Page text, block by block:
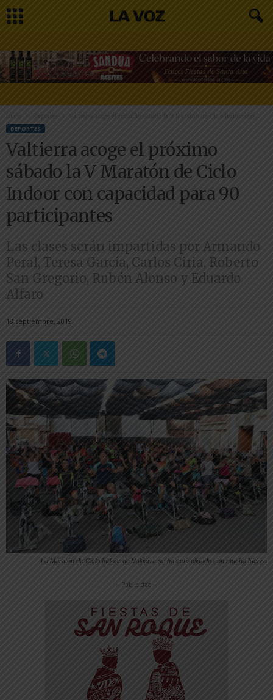
Inicio Valtierra acoge el próximo sábado la V Maratón de Ciclo Indoor con...
DEPORTES
Valtierra acoge el próximo
sábado la V Maratón de Ciclo
Indoor con capacidad para 90
participantes
Las clases serán impartidas por Armando
Peral, Teresa García, Carlos Ciria, Roberto
San Gregorio, Rubén Alonso y Eduardo
Alfaro
18 septiembre, 2019
La Maratón de Ciclo Indoor de Valtierra se ha consolidado con mucha fuerza
-- Publicidad --